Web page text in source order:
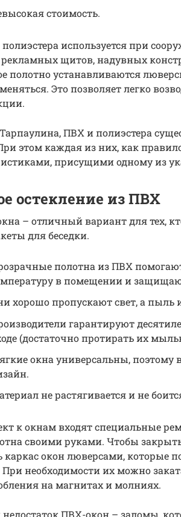
стоимость.
используется при
рекламных щитов, надувных
полотно устанавливаются
Это позволяет легко
ПВХ и полиэстера
этом каждая из них, как
присущими одному из
остекление из ПВХ
– отличный вариант для тех,
для беседки.
полотна из ПВХ
в помещении и
хорошо пропускают свет, а пыль
гарантируют
(достаточно протирать их
окна универсальны,
не растягивается и не
к окнам входят специальные
своими руками. Чтобы закрыть
каркас окон люверсами, которые
При необходимости их можно
на магнитах и молниях.
ПВХ-окон – заломы,